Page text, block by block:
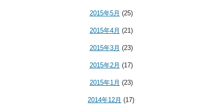
2015年5月 (25)
2015年4月 (21)
2015年3月 (23)
2015年2月 (17)
2015年1月 (23)
2014年12月 (17)